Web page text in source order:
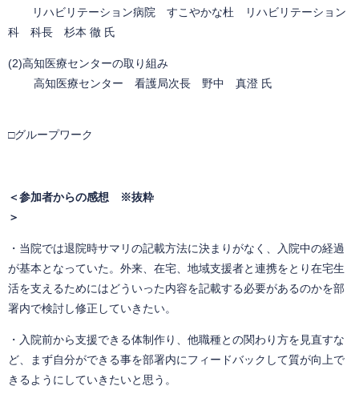
リハビリテーション病院 すこやかな杜 リハビリテーション
科 科長 杉本 徹 氏
(2)高知医療センターの取り組み
高知医療センター 看護局次長 野中 真澄 氏
□グループワーク
＜参加者からの感想 ※抜粋
＞
​・当院では退院時サマリの記載方法に決まりがなく、入院中の経過
が基本となっていた。外来、在宅、地域支援者と連携をとり在宅生
活を支えるためにはどういった内容を記載する必要があるのかを部
署内で検討し修正していきたい。
・入院前から支援できる体制作り、他職種との関わり方を見直すな
ど、まず自分ができる事を部署内にフィードバックして質が向上で
きるようにしていきたいと思う。